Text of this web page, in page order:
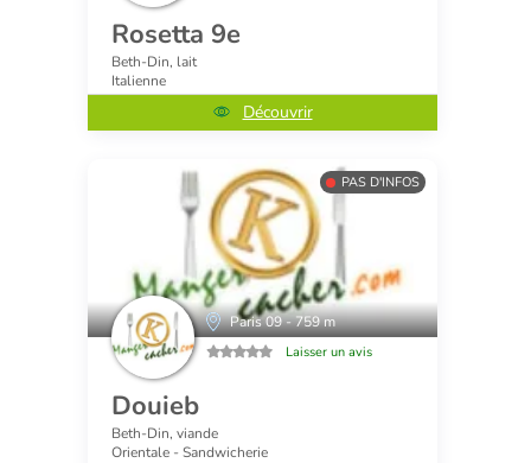
Rosetta 9e
Beth-Din, lait
Italienne
Découvrir
PAS D'INFOS
Paris 09 - 759 m
Laisser un avis
Douieb
Beth-Din, viande
Orientale - Sandwicherie